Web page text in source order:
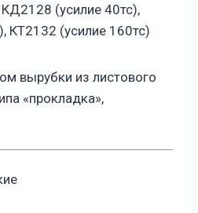
(усилие 40тс),
КТ2132 (усилие 160тс)
вырубки из листового
«прокладка»,